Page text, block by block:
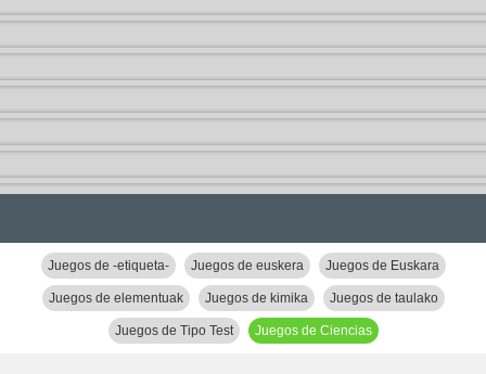
Juegos de -etiqueta- Juegos de euskera Juegos de Euskara
Juegos de elementuak Juegos de kimika Juegos de taulako
Juegos de Tipo Test Juegos de Ciencias